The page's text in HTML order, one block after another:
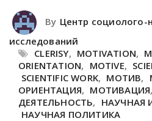
By Центр социолого-
исследований
CLERISY, MOTIVATION,
ORIENTATION, MOTIVE,
SCIENTIFIC WORK, МОТИВ,
ОРИЕНТАЦИЯ, МОТИВАЦИЯ,
ДЕЯТЕЛЬНОСТЬ, НАУЧНАЯ
НАУЧНАЯ ПОЛИТИКА